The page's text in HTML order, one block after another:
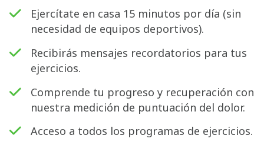
Ejercítate en casa 15 minutos por día (sin
necesidad de equipos deportivos).
Recibirás mensajes recordatorios para tus
ejercicios.
Comprende tu progreso y recuperación con
nuestra medición de puntuación del dolor.
Acceso a todos los programas de ejercicios.